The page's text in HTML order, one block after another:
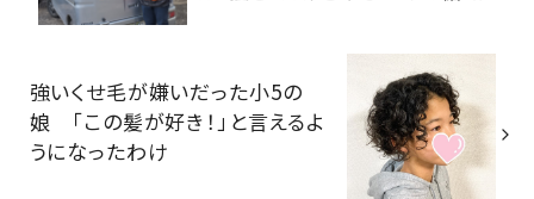
強いくせ毛が嫌いだった小5の
娘 「この髪が好き！」と言えるよ
うになったわけ